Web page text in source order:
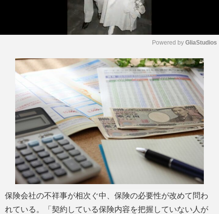
M
u
t
e
Powered by GliaStudios
保険会社の不祥事が相次ぐ中、保険の必要性が改めて問わ
れている。「契約している保険内容を把握していない人が